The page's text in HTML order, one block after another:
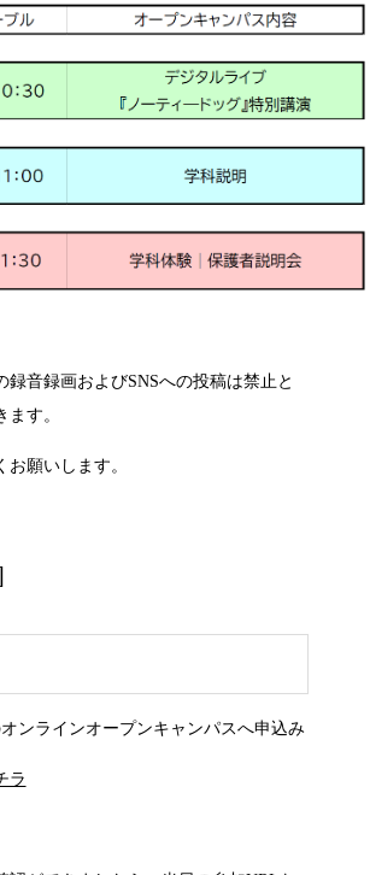
録音録画およびSNSへの投稿は禁止と
す。
お願いします。
ンラインオープンキャンパスへ申込み
ラ